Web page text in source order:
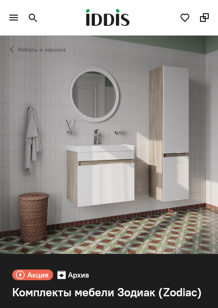
Мебель и зеркала
Комплекты мебели Зодиак (Zodiac)